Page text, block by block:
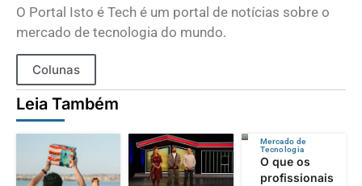
O Portal Isto é Tech é um portal de notícias sobre o
mercado de tecnologia do mundo.
Colunas
Leia Também
Mercado de
Tecnologia
O que os
profissionais